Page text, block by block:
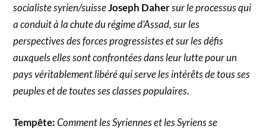
socialiste syrien/suisseJoseph Dahersur le processus qui
a conduit à la chute du régime d’Assad, sur les
perspectives des forces progressistes et sur les défis
auxquels elles sont confrontées dans leur lutte pour un
pays véritablement libéré qui serve les intérêts de tous ses
peuples et de toutes ses classes populaires.
Tempête: Comment les Syriennes et les Syriens se